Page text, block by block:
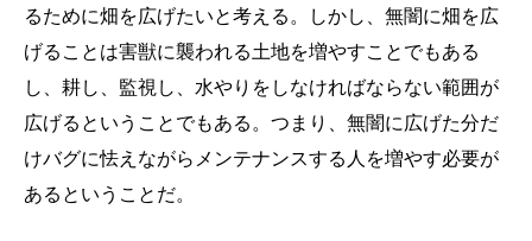
るために畑を広げたいと考える。しかし、無闇に畑を広
げることは害獣に襲われる土地を増やすことでもある
し、耕し、監視し、水やりをしなければならない範囲が
広げるということでもある。つまり、無闇に広げた分だ
けバグに怯えながらメンテナンスする人を増やす必要が
あるということだ。